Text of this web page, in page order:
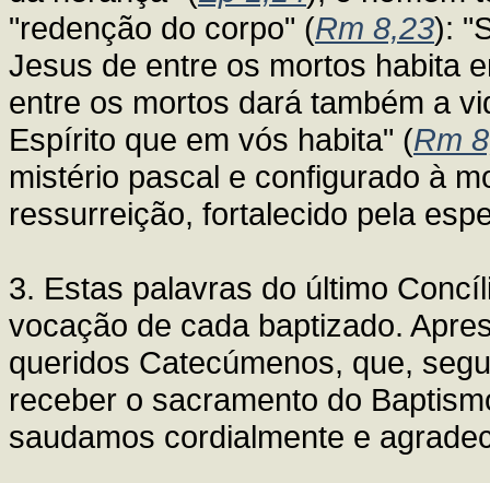
"redenção do corpo" (Rm 8,23):
Jesus de entre os mortos habita
entre os mortos dará também a
Espírito que em vós habita" (Rm
mistério pascal e configurado à
ressurreição, fortalecido pela
3. Estas palavras do último
vocação de cada baptizado.
queridos Catecúmenos, que,
receber o sacramento do
saudamos cordialmente e